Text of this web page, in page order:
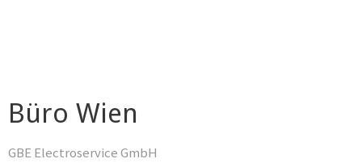
Büro Wien
GBE Electroservice GmbH